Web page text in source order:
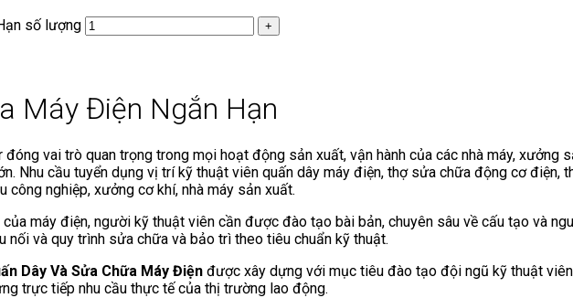
số lượng
Máy Điện Ngắn Hạn
vai trò quan trọng trong mọi hoạt động sản xuất, vận hành của các nhà máy, xưởng
Nhu cầu tuyển dụng vị trí kỹ thuật viên quấn dây máy điện, thợ sửa chữa động cơ điện,
nghiệp, xưởng cơ khí, nhà máy sản xuất.
máy điện, người kỹ thuật viên cần được đào tạo bài bản, chuyên sâu về cấu tạo và
và quy trình sửa chữa và bảo trì theo tiêu chuẩn kỹ thuật.
Dây Và Sửa Chữa Máy Điện được xây dựng với mục tiêu đào tạo đội ngũ kỹ thuật
trực tiếp nhu cầu thực tế của thị trường lao động.